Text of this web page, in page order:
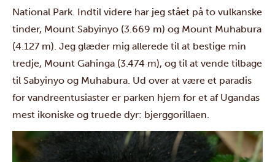
National Park. Indtil videre har jeg stået på to vulkanske
tinder, Mount Sabyinyo (3.669 m) og Mount Muhabura
(4.127 m). Jeg glæder mig allerede til at bestige min
tredje, Mount Gahinga (3.474 m), og til at vende tilbage
til Sabyinyo og Muhabura. Ud over at være et paradis
for vandreentusiaster er parken hjem for et af Ugandas
mest ikoniske og truede dyr: bjerggorillaen.